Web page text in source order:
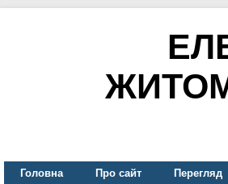
Головна Про сайт Перегляд